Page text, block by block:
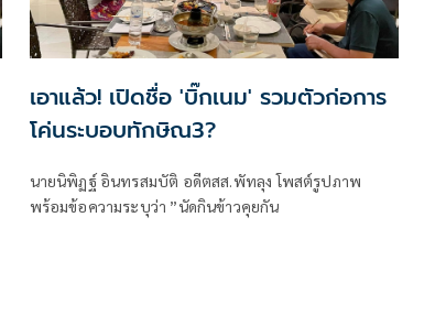
เอาแล้ว! เปิดชื่อ 'บิ๊กเนม' รวมตัวก่อการ
โค่นระบอบทักษิณ3?
นายนิพิฏฐ์ อินทรสมบัติ อดีตสส.พัทลุง โพสต์รูปภาพ
พร้อมข้อความระบุว่า ”นัดกินข้าวคุยกัน